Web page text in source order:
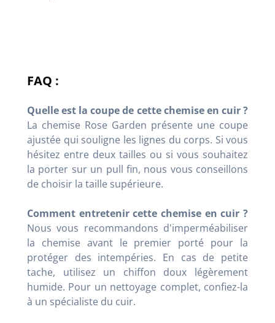
FAQ :
Quelle est la coupe de cette chemise en cuir ?
La chemise Rose Garden présente une coupe
ajustée qui souligne les lignes du corps. Si vous
hésitez entre deux tailles ou si vous souhaitez
la porter sur un pull fin, nous vous conseillons
de choisir la taille supérieure.
Comment entretenir cette chemise en cuir ?
Nous vous recommandons d'imperméabiliser
la chemise avant le premier porté pour la
protéger des intempéries. En cas de petite
tache, utilisez un chiffon doux légèrement
humide. Pour un nettoyage complet, confiez-la
à un spécialiste du cuir.